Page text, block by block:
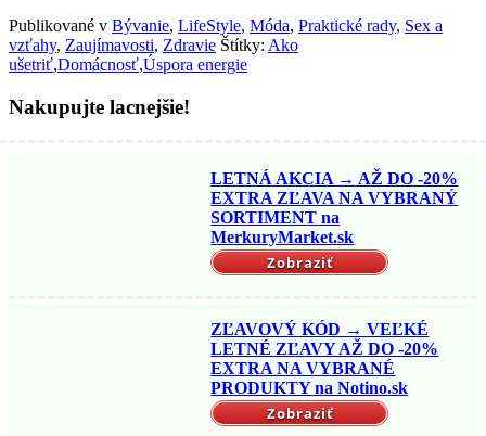
Publikované v Bývanie, LifeStyle, Móda, Praktické rady, Sex a
vzťahy, Zaujímavosti, Zdravie Štítky: Ako
ušetriť,Domácnosť,Úspora energie
Nakupujte lacnejšie!
LETNÁ AKCIA → AŽ DO -20%
EXTRA ZĽAVA NA VYBRANÝ
SORTIMENT na
MerkuryMarket.sk
Zobraziť
ZĽAVOVÝ KÓD → VEĽKÉ
LETNÉ ZĽAVY AŽ DO -20%
EXTRA NA VYBRANÉ
PRODUKTY na Notino.sk
Zobraziť